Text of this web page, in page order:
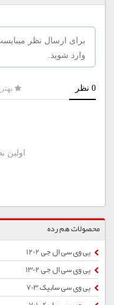
محصولات هم رده
پی وی سی ال جی 1202
پی وی سی ال جی 1302
پی وی سی سابیک 703